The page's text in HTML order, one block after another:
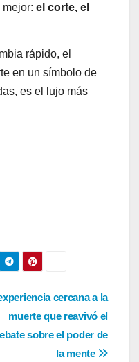
el corte, el
rápido, el
en un símbolo de
es el lujo más
cercana a la
muerte que reavivó el
sobre el poder de
la mente